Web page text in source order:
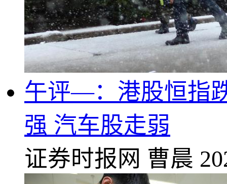
午评—：港股恒指
强 汽车股走弱
证券时报网 曹晨